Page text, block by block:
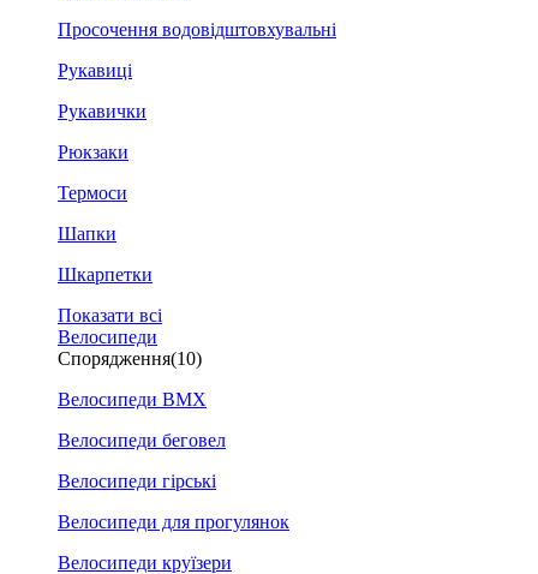
Просочення водовідштовхувальні
Рукавиці
Рукавички
Рюкзаки
Термоси
Шапки
Шкарпетки
Показати всі
Велосипеди
Спорядження(10)
Велосипеди BMX
Велосипеди беговел
Велосипеди гірські
Велосипеди для прогулянок
Велосипеди круїзери